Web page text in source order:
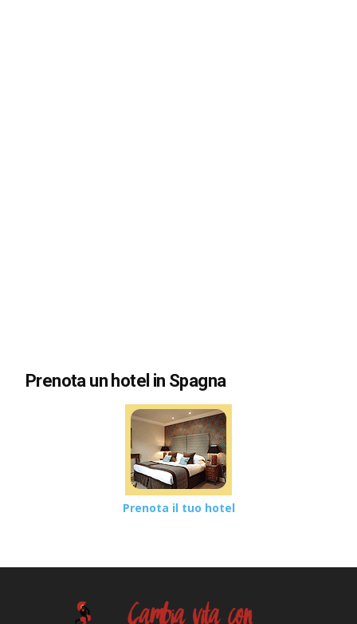
Prenota un hotel in Spagna
Prenota il tuo hotel